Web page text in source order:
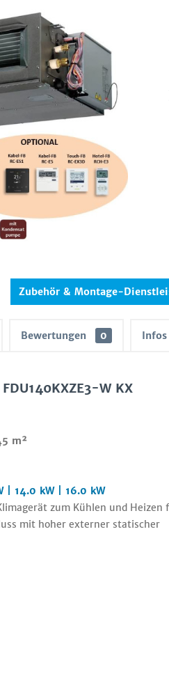
Zubehör & Montage-
Bewertungen 0
W KX
m²
| 14.0 kW | 16.0 kW
zum Kühlen und Heizen
mit hoher externer statischer